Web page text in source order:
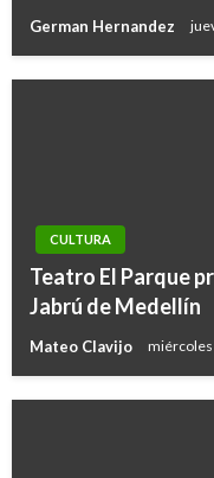
German Hernandez
CULTURA
Teatro El Parque
Jabrú de Medellín
Mateo Clavijo miércoles